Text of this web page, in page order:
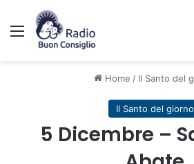
Menu
Home / Il Santo del
Il Santo del giorno
5 Dicembre –